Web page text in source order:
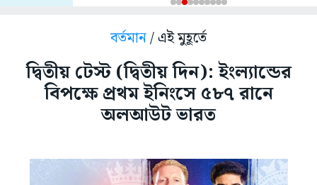
বর্তমান/ এই মুহূর্তে
দ্বিতীয় টেস্ট (দ্বিতীয় দিন): ইংল্যান্ডের
বিপক্ষে প্রথম ইনিংসে ৫৮৭ রানে
অলআউট ভারত